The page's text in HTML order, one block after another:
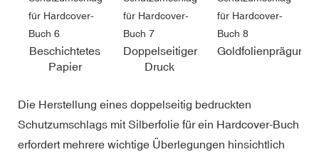
Beschichtetes
Papier
Doppelseitiger
Druck
Goldfolienprägung
Die Herstellung eines doppelseitig bedruckten
Schutzumschlags mit Silberfolie für ein Hardcover-Buch
erfordert mehrere wichtige Überlegungen hinsichtlich